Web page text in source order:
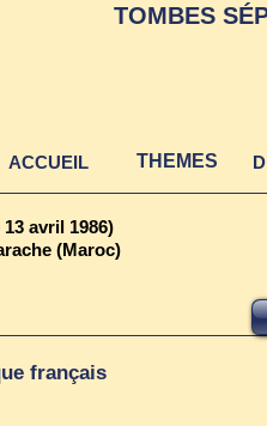
13 avril 1986)
(Maroc)
français
TOMBES
ACCUEIL THEMES